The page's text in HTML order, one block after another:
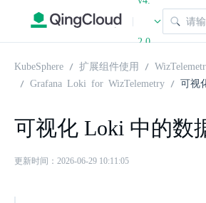
|
2.0
KubeSphere 扩展组件使用
Grafana Loki for WizTelemetry
可视
可视化 Loki 中的数
更新时间：2026-06-29 10:11:05